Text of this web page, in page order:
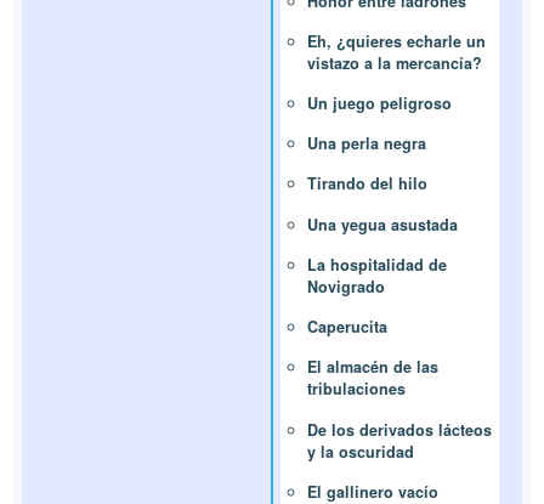
Eh, ¿quieres echarle un
vistazo a la mercancía?
Un juego peligroso
Una perla negra
Tirando del hilo
Una yegua asustada
La hospitalidad de
Novigrado
Caperucita
El almacén de las
tribulaciones
De los derivados lácteos
y la oscuridad
El gallinero vacío